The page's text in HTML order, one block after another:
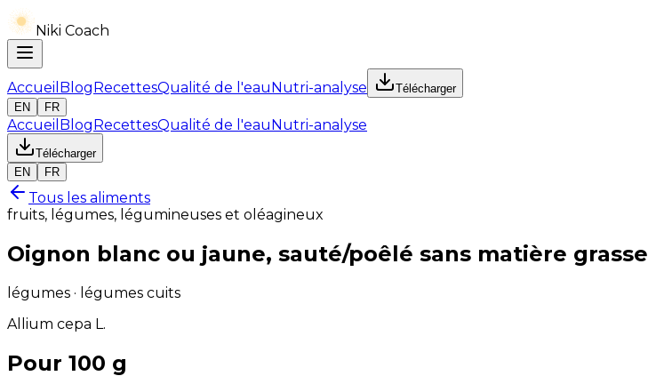
Niki Coach
Accueil BlogRecettesQualité de l'eauNutri-analyse
Télécharger
EN
FR
Accueil BlogRecettesQualité de l'eauNutri-analyse
Télécharger
EN
FR
Tous les aliments
fruits, légumes, légumineuses et oléagineux
Oignon blanc ou jaune, sauté/poêlé sans matière grasse
légumes · légumes cuits
Allium cepa L.
Pour 100 g